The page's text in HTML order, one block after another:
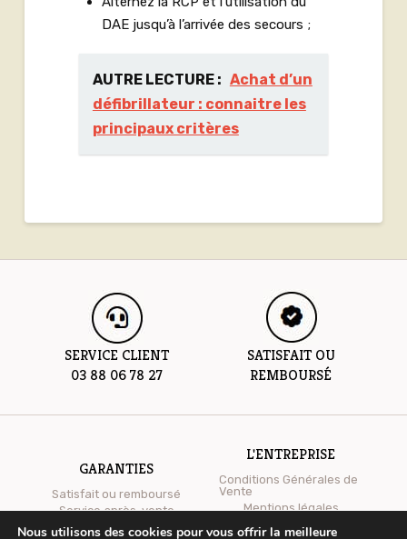
DAE jusqu’à l’arrivée des secours ;
AUTRE LECTURE : Achat d’un
défibrillateur : connaitre les
principaux critères
SERVICE CLIENT
03 88 06 78 27
SATISFAIT OU
REMBOURSÉ
GARANTIES
Satisfait ou remboursé
Service après-vente
L'ENTREPRISE
Conditions Générales de
Vente
Mentions légales
Qui sommes-nous ?
Nous utilisons des cookies pour vous offrir la meilleure